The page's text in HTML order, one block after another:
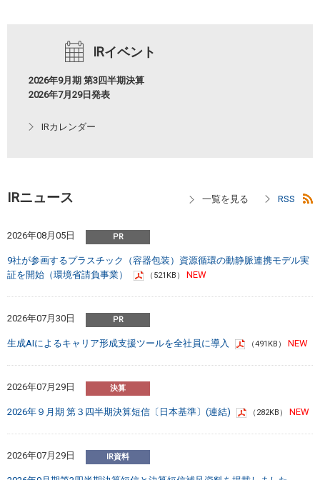
IRイベント
2026年9月期 第3四半期決算
2026年7月29日発表
IRカレンダー
IRニュース
2026年08月05日
9社が参画するプラスチック（容器包装）資源循環の動静脈連携モデル実
証を開始（環境省請負事業）
（521KB）
2026年07月30日
生成AIによるキャリア形成支援ツールを全社員に導入 （491KB）
2026年07月29日
2026年９月期 第３四半期決算短信〔日本基準〕(連結) （282KB）
2026年07月29日